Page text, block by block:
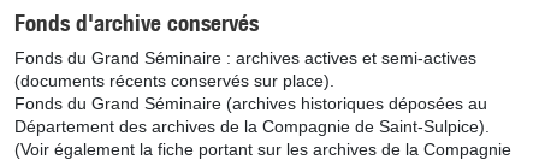
Fonds d'archive conservés
Fonds du Grand Séminaire : archives actives et semi-actives
(documents récents conservés sur place).
Fonds du Grand Séminaire (archives historiques déposées au
Département des archives de la Compagnie de Saint-Sulpice).
(Voir également la fiche portant sur les archives de la Compagnie